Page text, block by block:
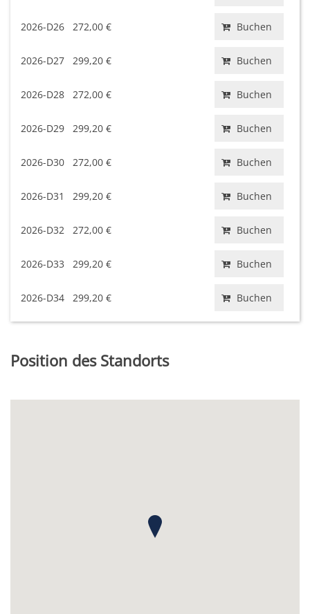
2026-D26 272,00 € Buchen
2026-D27 299,20 € Buchen
2026-D28 272,00 € Buchen
2026-D29 299,20 € Buchen
2026-D30 272,00 € Buchen
2026-D31 299,20 € Buchen
2026-D32 272,00 € Buchen
2026-D33 299,20 € Buchen
2026-D34 299,20 € Buchen
Position des Standorts